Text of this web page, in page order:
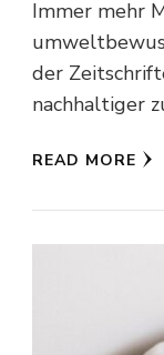
Immer mehr
der
nachhaltiger
READ MORE